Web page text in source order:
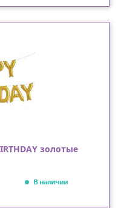
золотые
В наличии